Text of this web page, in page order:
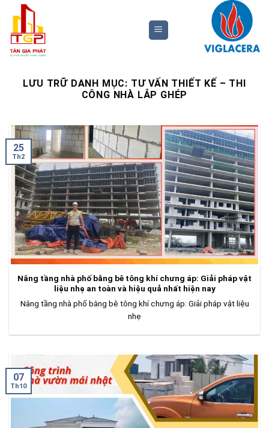
nội
dung
LƯU TRỮ DANH MỤC: TƯ VẤN THIẾT KẾ – THI
CÔNG NHÀ LẮP GHÉP
Nâng tầng nhà phố bằng bê tông khí chưng áp: Giải pháp vật
liệu nhẹ an toàn và hiệu quả nhất hiện nay
Nâng tầng nhà phố bằng bê tông khí chưng áp: Giải pháp vật liệu
nhẹ
25
Th2
07
Th10